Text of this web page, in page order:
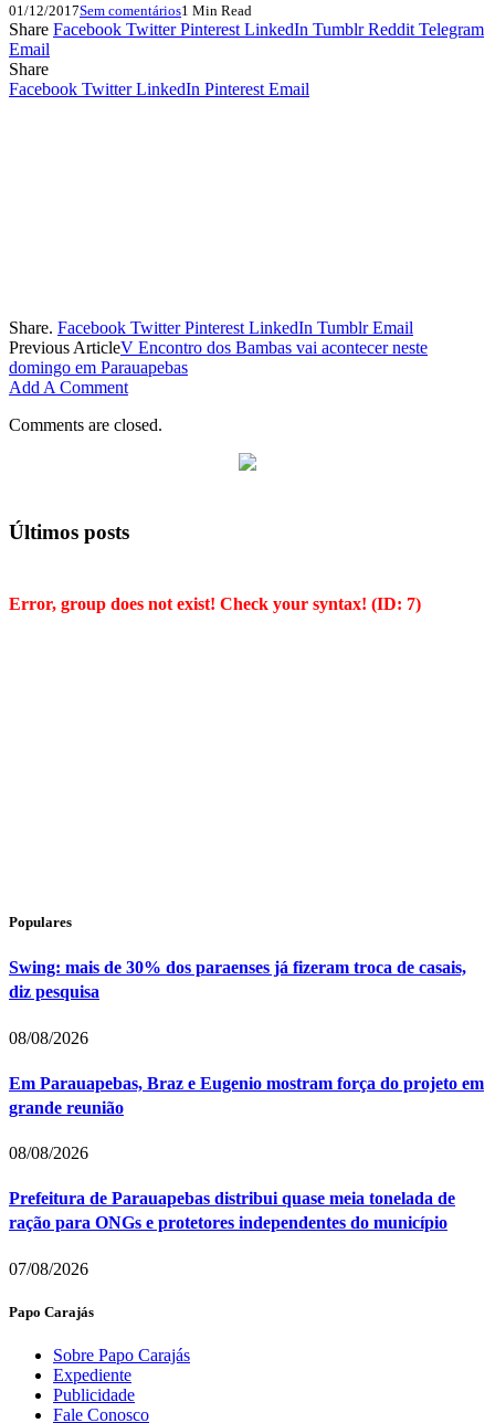
01/12/2017Sem comentários1 Min Read
Share Facebook Twitter Pinterest LinkedIn Tumblr Reddit Telegram
Email
Share
Facebook Twitter LinkedIn Pinterest Email
Share. Facebook Twitter Pinterest LinkedIn Tumblr Email
Previous ArticleV Encontro dos Bambas vai acontecer neste
domingo em Parauapebas
Add A Comment
Comments are closed.
Últimos posts
Error, group does not exist! Check your syntax! (ID: 7)
Populares
Swing: mais de 30% dos paraenses já fizeram troca de casais,
diz pesquisa
08/08/2026
Em Parauapebas, Braz e Eugenio mostram força do projeto em
grande reunião
08/08/2026
Prefeitura de Parauapebas distribui quase meia tonelada de
ração para ONGs e protetores independentes do município
07/08/2026
Papo Carajás
Sobre Papo Carajás
Expediente
Publicidade
Fale Conosco